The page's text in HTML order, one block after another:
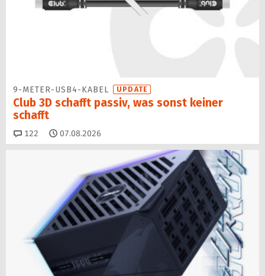
9-METER-USB4-KABEL UPDATE
Club 3D schafft passiv, was sonst keiner
schafft
122 Kommentare
07.08.2026